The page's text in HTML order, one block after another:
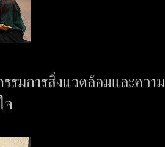
รมการสิ่งแวดล้อมและความ
จ